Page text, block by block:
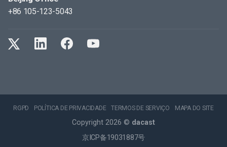
+86 105-123-5043
RGPD POLÍTICA DE PRIVACIDADE TERMOS DE SERVIÇO MAPA DO SITE
Copyright 2026 © dacast
京ICP备19031887号